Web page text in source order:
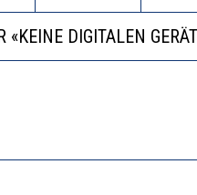
IM
WILL WISSEN, WAS